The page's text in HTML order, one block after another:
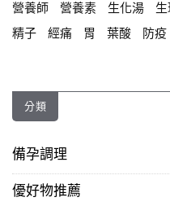
營養師
營養素 生化湯 生
精子
經痛 胃 葉酸 防疫
分類
備孕調理
優好物推薦